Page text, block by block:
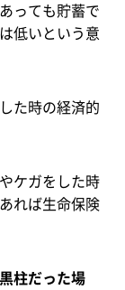
っても貯蓄で
低いという意
た時の経済的
ケガをした時
れば生命保険
柱だった場